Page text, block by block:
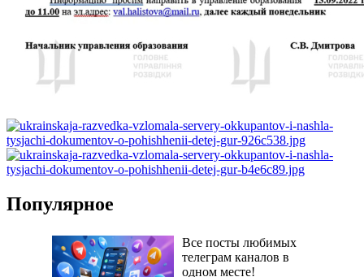
Популярное
Все посты любимых
телеграм каналов в
одном месте!